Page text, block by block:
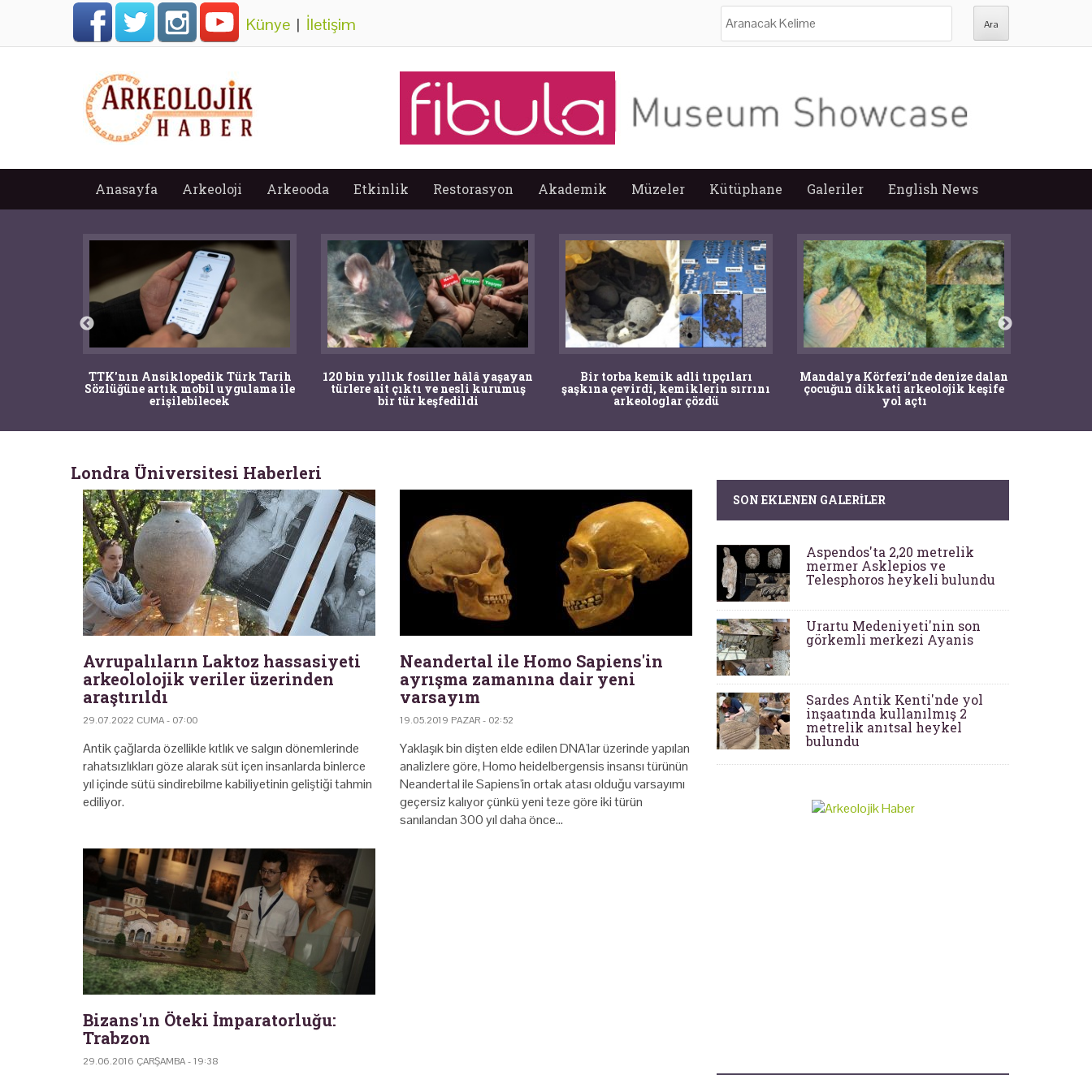
Künye | İletişim
Anasayfa Arkeoloji Arkeooda Etkinlik Restorasyon Akademik Müzeler Kütüphane Galeriler English News
TTK'nın Ansiklopedik Türk Tarih
Sözlüğüne artık mobil uygulama ile
erişilebilecek
120 bin yıllık fosiller hâlâ yaşayan
türlere ait çıktı ve nesli kurumuş
bir tür keşfedildi
Bir torba kemik adli tıpçıları
şaşkına çevirdi, kemiklerin sırrını
arkeologlar çözdü
Mandalya Körfezi’nde denize dalan
çocuğun dikkati arkeolojik keşife
yol açtı
Londra Üniversitesi Haberleri
Avrupalıların Laktoz hassasiyeti
arkeololojik veriler üzerinden
araştırıldı
29.07.2022 CUMA - 07:00
Antik çağlarda özellikle kıtlık ve salgın dönemlerinde
rahatsızlıkları göze alarak süt içen insanlarda binlerce
yıl içinde sütü sindirebilme kabiliyetinin geliştiği tahmin
ediliyor.
Neandertal ile Homo Sapiens'in
ayrışma zamanına dair yeni
varsayım
19.05.2019 PAZAR - 02:52
Yaklaşık bin dişten elde edilen DNA'lar üzerinde yapılan
analizlere göre, Homo heidelbergensis insansı türünün
Neandertal ile Sapiens'in ortak atası olduğu varsayımı
geçersiz kalıyor çünkü yeni teze göre iki türün
sanılandan 300 yıl daha önce…
Bizans'ın Öteki İmparatorluğu:
Trabzon
29.06.2016 ÇARŞAMBA - 19:38
SON EKLENEN GALERILER
Aspendos'ta 2,20 metrelik
mermer Asklepios ve
Telesphoros heykeli bulundu
Urartu Medeniyeti'nin son
görkemli merkezi Ayanis
Sardes Antik Kenti'nde yol
inşaatında kullanılmış 2
metrelik anıtsal heykel
bulundu